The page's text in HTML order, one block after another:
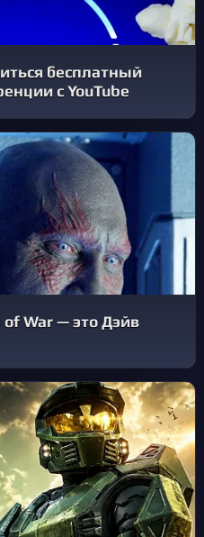
бесплатный
с YouTube
of War — это Дэйв